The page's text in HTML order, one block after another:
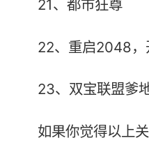
21、都市狂尊
22、重启2048，
23、双宝联盟爹
如果你觉得以上